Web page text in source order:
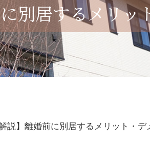
別居するメリ
説】離婚前に別居するメリット・デ